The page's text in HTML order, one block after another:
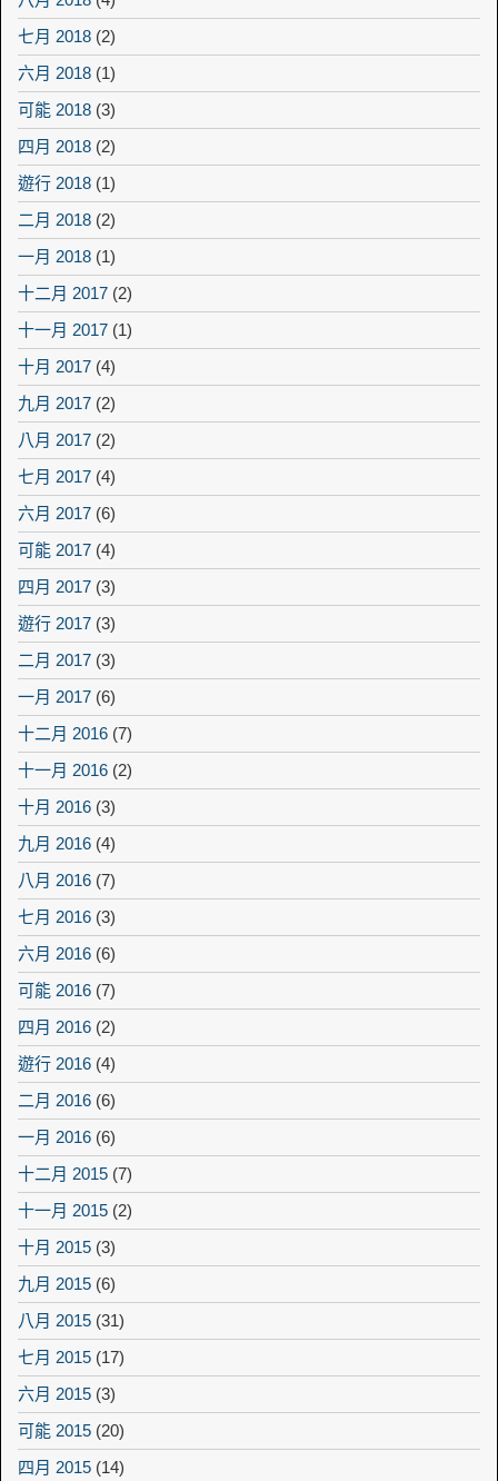
七月 2018 (2)
六月 2018 (1)
可能 2018 (3)
四月 2018 (2)
遊行 2018 (1)
二月 2018 (2)
一月 2018 (1)
十二月 2017 (2)
十一月 2017 (1)
十月 2017 (4)
九月 2017 (2)
八月 2017 (2)
七月 2017 (4)
六月 2017 (6)
可能 2017 (4)
四月 2017 (3)
遊行 2017 (3)
二月 2017 (3)
一月 2017 (6)
十二月 2016 (7)
十一月 2016 (2)
十月 2016 (3)
九月 2016 (4)
八月 2016 (7)
七月 2016 (3)
六月 2016 (6)
可能 2016 (7)
四月 2016 (2)
遊行 2016 (4)
二月 2016 (6)
一月 2016 (6)
十二月 2015 (7)
十一月 2015 (2)
十月 2015 (3)
九月 2015 (6)
八月 2015 (31)
七月 2015 (17)
六月 2015 (3)
可能 2015 (20)
四月 2015 (14)